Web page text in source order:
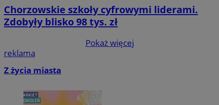
Chorzowskie szkoły cyfrowymi liderami.
Zdobyły blisko 98 tys. zł
Pokaż więcej
reklama
Z życia miasta